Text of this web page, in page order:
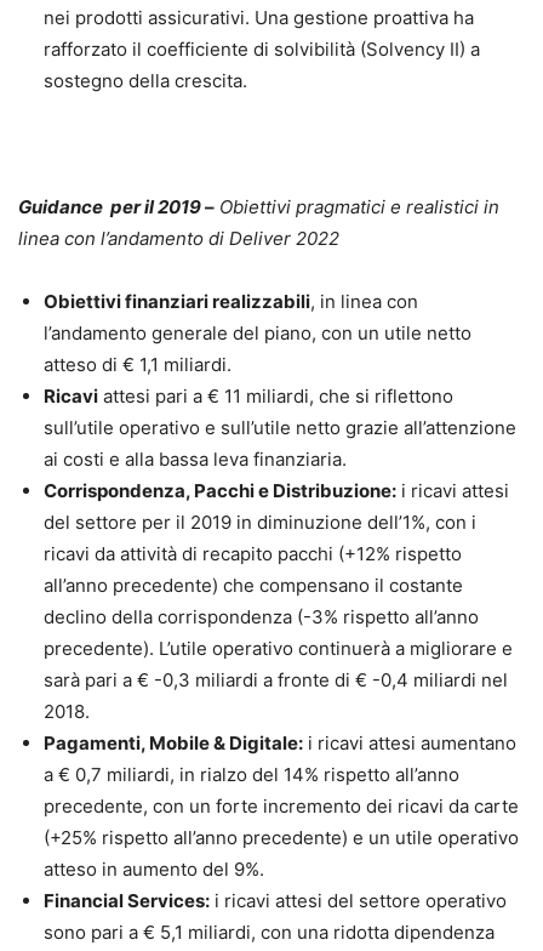
nei prodotti assicurativi. Una gestione proattiva ha
rafforzato il coefficiente di solvibilità (Solvency II) a
sostegno della crescita.
Guidance per il 2019– Obiettivi pragmatici e realistici in
linea con l’andamento di Deliver 2022
Obiettivi finanziari realizzabili, in linea con
l’andamento generale del piano, con un utile netto
atteso di € 1,1 miliardi.
Ricavi attesi pari a € 11 miliardi, che si riflettono
sull’utile operativo e sull’utile netto grazie all’attenzione
ai costi e alla bassa leva finanziaria.
Corrispondenza, Pacchi e Distribuzione: i ricavi attesi
del settore per il 2019 in diminuzione dell’1%, con i
ricavi da attività di recapito pacchi (+12% rispetto
all’anno precedente) che compensano il costante
declino della corrispondenza (-3% rispetto all’anno
precedente). L’utile operativo continuerà a migliorare e
sarà pari a € -0,3 miliardi a fronte di € -0,4 miliardi nel
2018.
Pagamenti, Mobile & Digitale: i ricavi attesi aumentano
a € 0,7 miliardi, in rialzo del 14% rispetto all’anno
precedente, con un forte incremento dei ricavi da carte
(+25% rispetto all’anno precedente) e un utile operativo
atteso in aumento del 9%.
Financial Services: i ricavi attesi del settore operativo
sono pari a € 5,1 miliardi, con una ridotta dipendenza